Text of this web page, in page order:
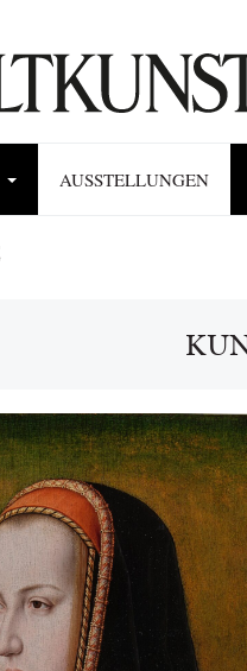
AUSSTELLUNGEN